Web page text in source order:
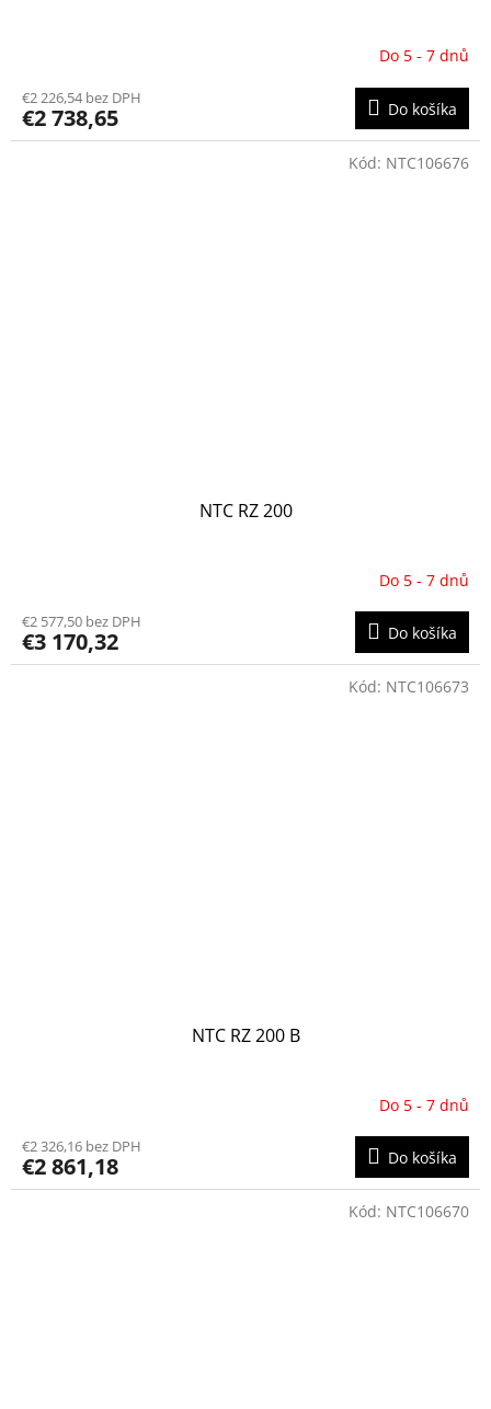
Do 5 - 7 dnů
€2 226,54 bez DPH
€2 738,65 Do košíka
NTC RZ 200
Do 5 - 7 dnů
€2 577,50 bez DPH
€3 170,32 Do košíka
Kód: NTC106676
NTC RZ 200 B
Do 5 - 7 dnů
€2 326,16 bez DPH
€2 861,18 Do košíka
Kód: NTC106673
Kód: NTC106670